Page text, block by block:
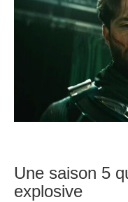
Une saison 5
explosive